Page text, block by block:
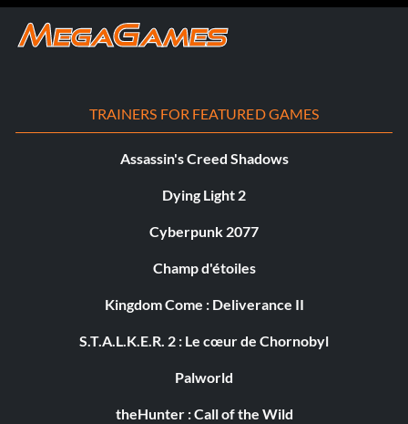
TRAINERS FOR FEATURED GAMES
Assassin's Creed Shadows
Dying Light 2
Cyberpunk 2077
Champ d'étoiles
Kingdom Come : Deliverance II
S.T.A.L.K.E.R. 2 : Le cœur de Chornobyl
Palworld
theHunter : Call of the Wild